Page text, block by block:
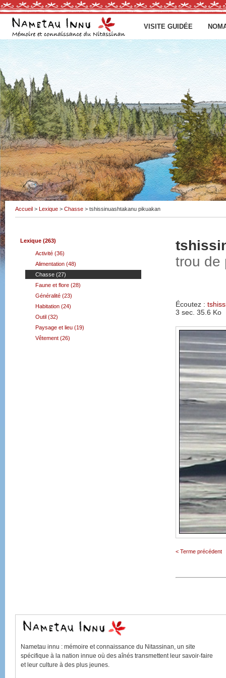
VISITE GUIDÉE
Accueil > Lexique > Chasse > tshissinuashtakanu pikuakan
Lexique (263)
Activité (36)
Alimentation (48)
Chasse (27)
Faune et flore (28)
Généralité (23)
Habitation (24)
Outil (32)
Paysage et lieu (19)
Vêtement (26)
trou de
Écoutez :
3 sec. 35.6 Ko
< Terme précédent
Nametau innu : mémoire et connaissance du Nitassinan , un site
spécifique à la nation innue où des aînés transmettent leur savoir-faire
et leur culture à des plus jeunes.